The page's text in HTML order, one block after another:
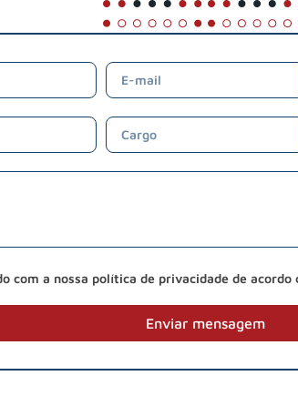
com a nossa política de privacidade de acordo
Enviar mensagem